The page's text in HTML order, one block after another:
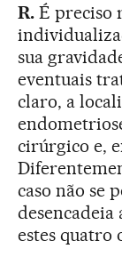
R.É preciso
sua
eventuais
claro, a
cirúrgico e,
caso não se
desencadeia
estes quatro